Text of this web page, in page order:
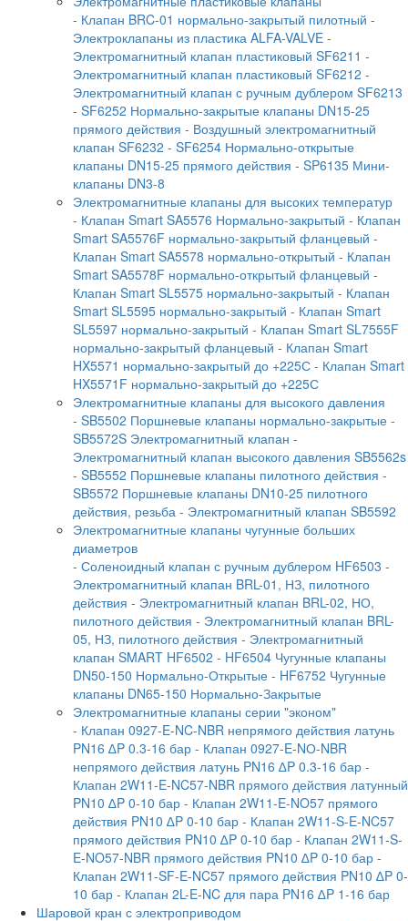
- Клапан BRC-01 нормально-закрытый пилотный -
Электроклапаны из пластика ALFA-VALVE -
Электромагнитный клапан пластиковый SF6211 -
Электромагнитный клапан пластиковый SF6212 -
Электромагнитный клапан с ручным дублером SF6213
- SF6252 Нормально-закрытые клапаны DN15-25
прямого действия - Воздушный электромагнитный
клапан SF6232 - SF6254 Нормально-открытые
клапаны DN15-25 прямого действия - SP6135 Мини-
клапаны DN3-8
Электромагнитные клапаны для высоких температур
- Клапан Smart SA5576 Нормально-закрытый - Клапан
Smart SA5576F нормально-закрытый фланцевый -
Клапан Smart SA5578 нормально-открытый - Клапан
Smart SA5578F нормально-открытый фланцевый -
Клапан Smart SL5575 нормально-закрытый - Клапан
Smart SL5595 нормально-закрытый - Клапан Smart
SL5597 нормально-закрытый - Клапан Smart SL7555F
нормально-закрытый фланцевый - Клапан Smart
HX5571 нормально-закрытый до +225С - Клапан Smart
HX5571F нормально-закрытый до +225С
Электромагнитные клапаны для высокого давления
- SB5502 Поршневые клапаны нормально-закрытые -
SB5572S Электромагнитный клапан -
Электромагнитный клапан высокого давления SB5562s
- SB5552 Поршневые клапаны пилотного действия -
SB5572 Поршневые клапаны DN10-25 пилотного
действия, резьба - Электромагнитный клапан SB5592
Электромагнитные клапаны чугунные больших
диаметров
- Соленоидный клапан с ручным дублером HF6503 -
Электромагнитный клапан BRL-01, НЗ, пилотного
действия - Электромагнитный клапан BRL-02, НО,
пилотного действия - Электромагнитный клапан BRL-
05, НЗ, пилотного действия - Электромагнитный
клапан SMART HF6502 - HF6504 Чугунные клапаны
DN50-150 Нормально-Открытые - HF6752 Чугунные
клапаны DN65-150 Нормально-Закрытые
Электромагнитные клапаны серии "эконом"
- Клапан 0927-E-NC-NBR непрямого действия латунь
PN16 ∆P 0.3-16 бар - Клапан 0927-E-NО-NBR
непрямого действия латунь PN16 ∆P 0.3-16 бар -
Клапан 2W11-E-NC57-NBR прямого действия латунный
PN10 ∆P 0-10 бар - Клапан 2W11-E-NO57 прямого
действия PN10 ∆P 0-10 бар - Клапан 2W11-S-E-NC57
прямого действия PN10 ∆P 0-10 бар - Клапан 2W11-S-
E-NO57-NBR прямого действия PN10 ∆P 0-10 бар -
Клапан 2W11-SF-E-NC57 прямого действия PN10 ∆P 0-
10 бар - Клапан 2L-E-NC для пара PN16 ∆P 1-16 бар
Шаровой кран с электроприводом